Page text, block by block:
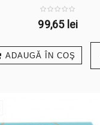
99,65 lei
ADAUGĂ ÎN COŞ